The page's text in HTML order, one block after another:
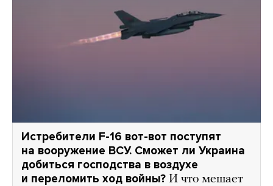
Истребители F-16 вот-вот поступят
на вооружение ВСУ. Сможет ли Украина
добиться господства в воздухе
и переломить ход войны? И что мешает